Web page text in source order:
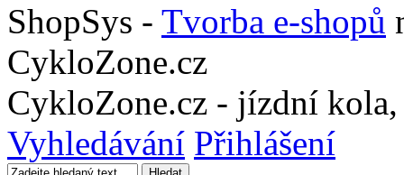
ShopSys - Tvorba e-shopů
CykloZone.cz
CykloZone.cz - jízdní
Vyhledávání Přihlášení